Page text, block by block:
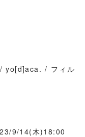
yo[d]aca. / フィル
9/14(木)18:00